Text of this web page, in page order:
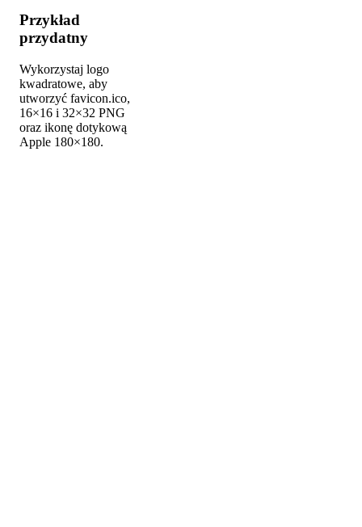
Przykład
przydatny
Wykorzystaj logo
kwadratowe, aby
utworzyć favicon.ico,
16×16 i 32×32 PNG
oraz ikonę dotykową
Apple 180×180.